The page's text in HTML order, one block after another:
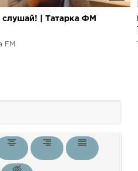
слушай! | Татарка ФМ
FM